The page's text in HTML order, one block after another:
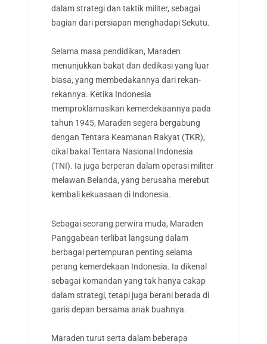
dalam strategi dan taktik militer, sebagai
bagian dari persiapan menghadapi Sekutu.
Selama masa pendidikan, Maraden
menunjukkan bakat dan dedikasi yang luar
biasa, yang membedakannya dari rekan-
rekannya. Ketika Indonesia
memproklamasikan kemerdekaannya pada
tahun 1945, Maraden segera bergabung
dengan Tentara Keamanan Rakyat (TKR),
cikal bakal Tentara Nasional Indonesia
(TNI). Ia juga berperan dalam operasi militer
melawan Belanda, yang berusaha merebut
kembali kekuasaan di Indonesia.
Sebagai seorang perwira muda, Maraden
Panggabean terlibat langsung dalam
berbagai pertempuran penting selama
perang kemerdekaan Indonesia. Ia dikenal
sebagai komandan yang tak hanya cakap
dalam strategi, tetapi juga berani berada di
garis depan bersama anak buahnya.
Maraden turut serta dalam beberapa